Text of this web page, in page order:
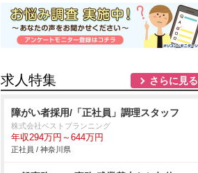
求人特集 さらに見る
障がい者採用/「正社員」調理スタッフ
株式会社ベストプランニング
年収294万円～644万円
正社員 / 神奈川県